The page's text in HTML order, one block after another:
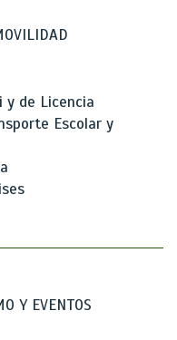
y de Licencia
Escolar y
Y EVENTOS